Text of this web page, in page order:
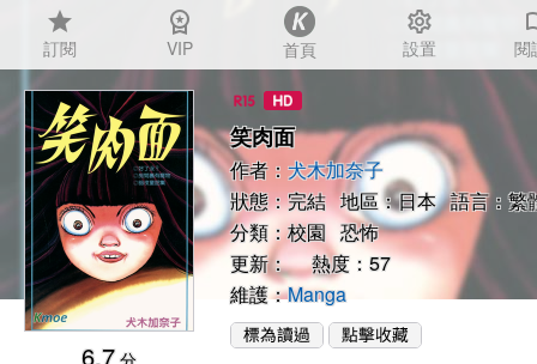
star
訂閱
workspace_premium
VIP 首頁
settings
設置 閱
6.7 分
笑肉面
作者： 犬木加奈子
狀態：完結 地區：日本 語言：繁
分類：校園 恐怖
更新： 熱度：57
維護：Manga